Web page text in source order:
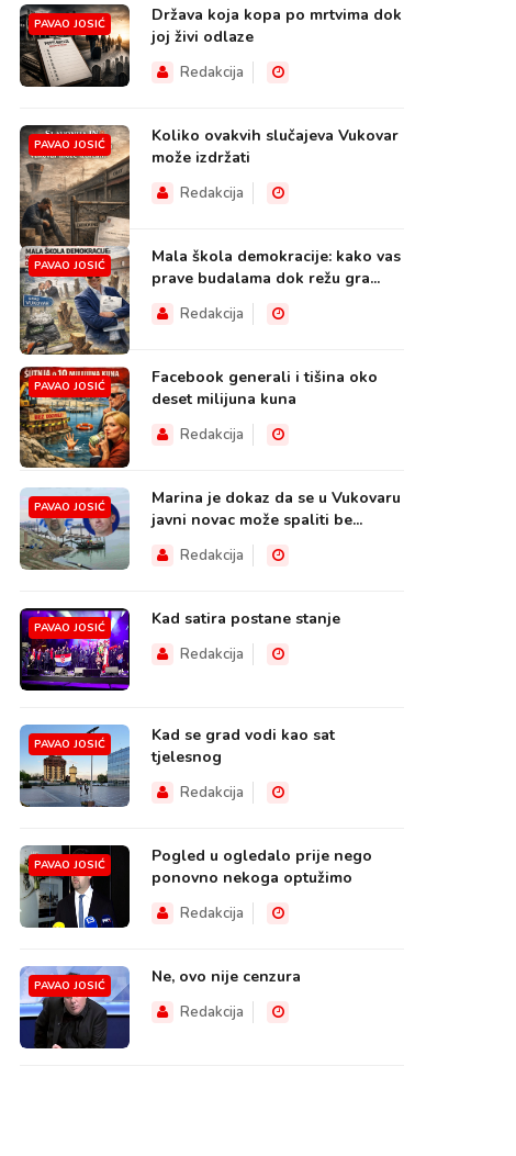
PAVAO JOSIĆ
Država koja kopa po mrtvima dok
joj živi odlaze
Redakcija
PAVAO JOSIĆ
Koliko ovakvih slučajeva Vukovar
može izdržati
Redakcija
PAVAO JOSIĆ
Mala škola demokracije: kako vas
prave budalama dok režu gra...
Redakcija
PAVAO JOSIĆ
Facebook generali i tišina oko
deset milijuna kuna
Redakcija
PAVAO JOSIĆ
Marina je dokaz da se u Vukovaru
javni novac može spaliti be...
Redakcija
PAVAO JOSIĆ Kad satira postane stanje
Redakcija
PAVAO JOSIĆ
Kad se grad vodi kao sat
tjelesnog
Redakcija
PAVAO JOSIĆ
Pogled u ogledalo prije nego
ponovno nekoga optužimo
Redakcija
PAVAO JOSIĆ Ne, ovo nije cenzura
Redakcija